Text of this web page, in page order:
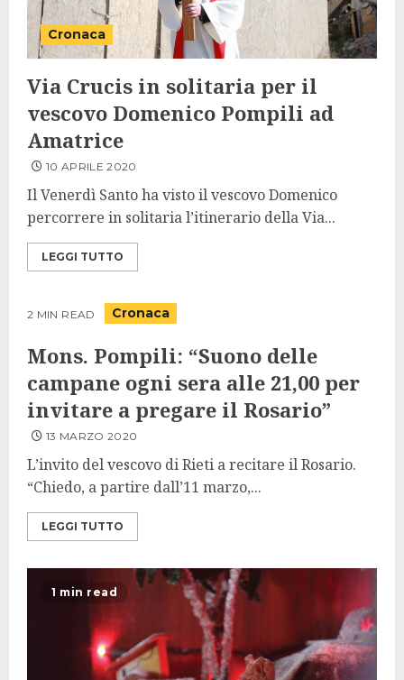
Cronaca
Via Crucis in solitaria per il
vescovo Domenico Pompili ad
Amatrice
10 APRILE 2020
Il Venerdì Santo ha visto il vescovo Domenico
percorrere in solitaria l’itinerario della Via...
LEGGI TUTTO
2 MIN READ Cronaca
Mons. Pompili: “Suono delle
campane ogni sera alle 21,00 per
invitare a pregare il Rosario”
13 MARZO 2020
L’invito del vescovo di Rieti a recitare il Rosario.
“Chiedo, a partire dall’11 marzo,...
LEGGI TUTTO
1 min read